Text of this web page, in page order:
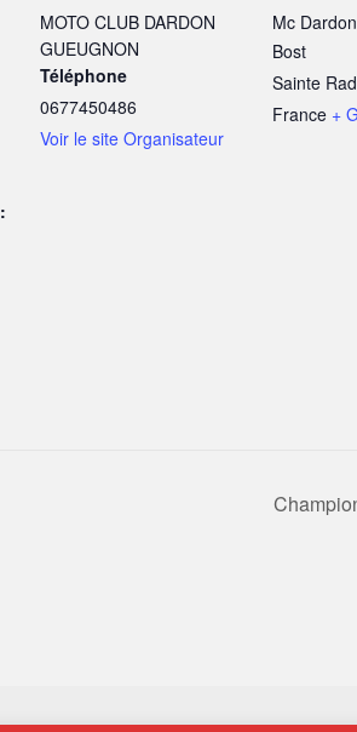
MOTO CLUB DARDON
GUEUGNON
Téléphone
0677450486
Voir le site Organisateur
Mc
Bost
Sainte
France +